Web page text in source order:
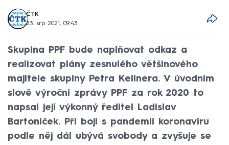
ČTK
23. srp 2021, 09:43
Skupina PPF bude naplňovat odkaz a
realizovat plány zesnulého většinového
majitele skupiny Petra Kellnera. V úvodním
slově výroční zprávy PPF za rok 2020 to
napsal její výkonný ředitel Ladislav
Bartoníček. Při boji s pandemií koronaviru
podle něj dál ubývá svobody a zvyšuje se